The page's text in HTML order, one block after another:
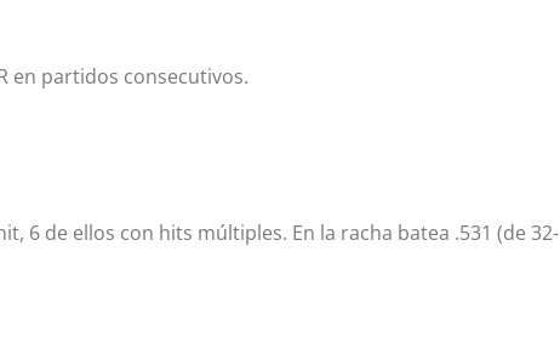
en partidos consecutivos.
6 de ellos con hits múltiples. En la racha batea .531 (de 32-